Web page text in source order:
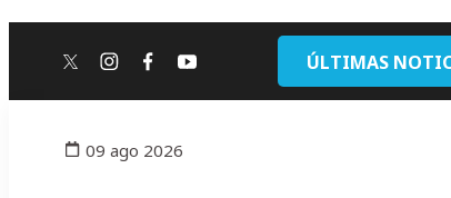
twitterinstagram
facebook
youtube ÚLTIMAS
09 ago 2026